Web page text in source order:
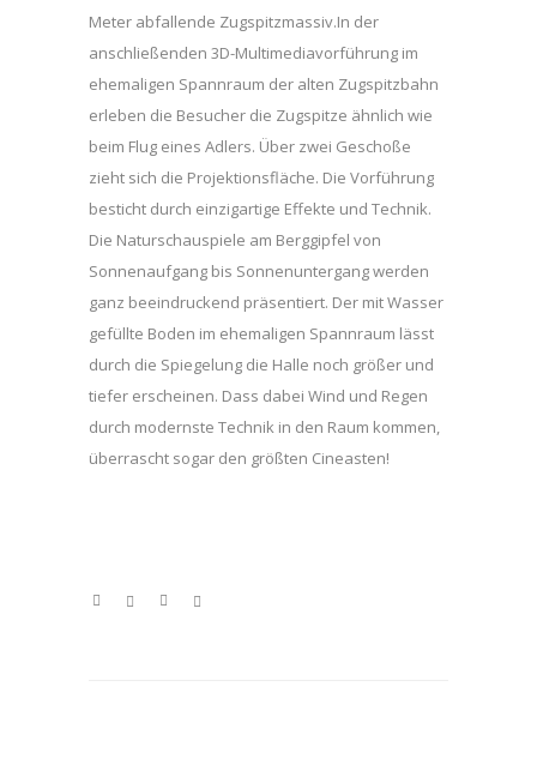
Meter abfallende Zugspitzmassiv.In der
anschließenden 3D-Multimediavorführung im
ehemaligen Spannraum der alten Zugspitzbahn
erleben die Besucher die Zugspitze ähnlich wie
beim Flug eines Adlers. Über zwei Geschoße
zieht sich die Projektionsfläche. Die Vorführung
besticht durch einzigartige Effekte und Technik.
Die Naturschauspiele am Berggipfel von
Sonnenaufgang bis Sonnenuntergang werden
ganz beeindruckend präsentiert. Der mit Wasser
gefüllte Boden im ehemaligen Spannraum lässt
durch die Spiegelung die Halle noch größer und
tiefer erscheinen. Dass dabei Wind und Regen
durch modernste Technik in den Raum kommen,
überrascht sogar den größten Cineasten!